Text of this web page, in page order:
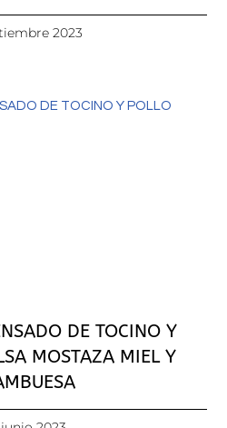
2023
DE TOCINO Y
MOSTAZA MIEL Y